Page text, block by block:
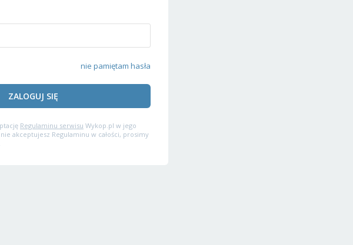
nie pamiętam hasła
ZALOGUJ SIĘ
Regulaminu serwisu Wykop.pl w jego
akceptujesz Regulaminu w całości, prosimy